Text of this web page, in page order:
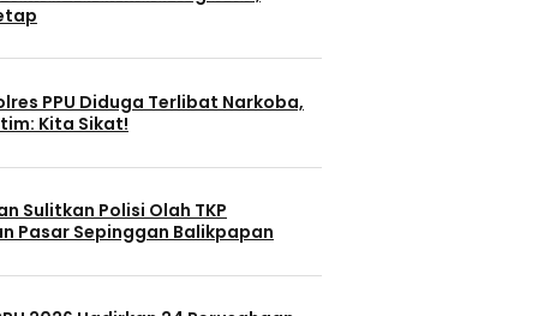
PPU Diduga Terlibat Narkoba,
Kita Sikat!
Sulitkan Polisi Olah TKP
Pasar Sepinggan Balikpapan